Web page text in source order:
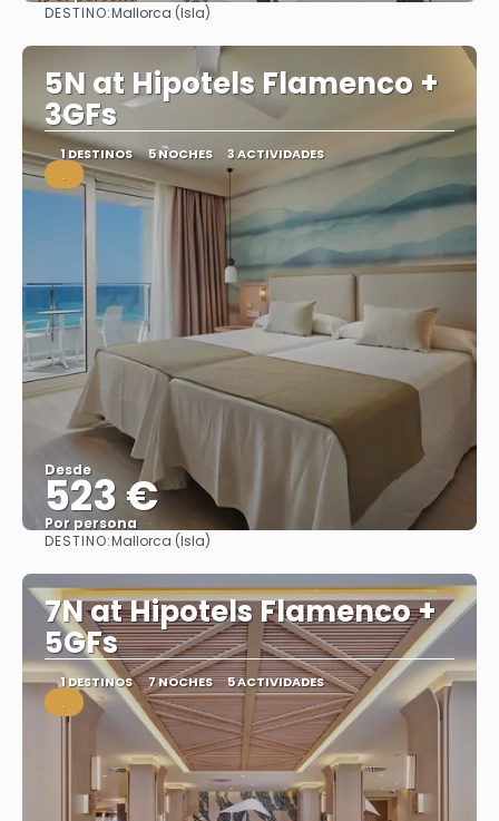
DESTINO:Mallorca (Isla)
5N at Hipotels Flamenco +
3GFs
1 DESTINOS 5 NOCHES 3 ACTIVIDADES
.
Desde
523 €
Por persona
DESTINO:Mallorca (Isla)
7N at Hipotels Flamenco +
5GFs
1 DESTINOS 7 NOCHES 5 ACTIVIDADES
.